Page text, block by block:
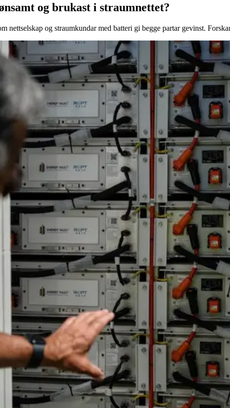
og brukast i straumnettet?
nettselskap og straumkundar med batteri gi begge partar gevinst.